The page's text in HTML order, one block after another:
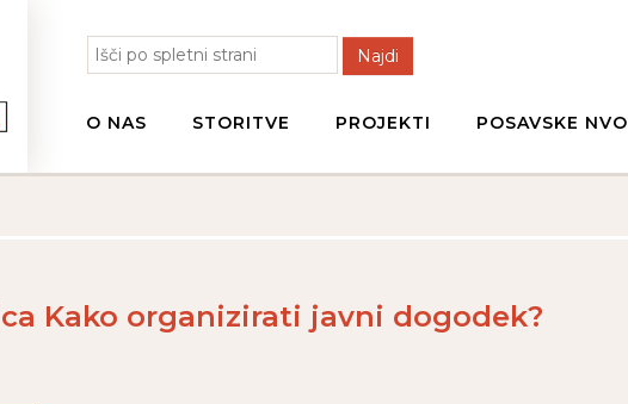
Najdi
O NAS STORITVE PROJEKTI POSAVSKE NVO
Kako organizirati javni dogodek?